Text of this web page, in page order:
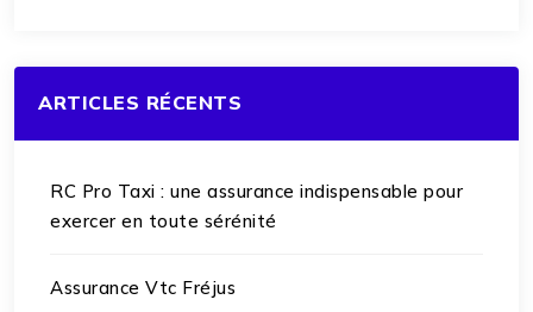
ARTICLES RÉCENTS
RC Pro Taxi : une assurance indispensable pour
exercer en toute sérénité
Assurance Vtc Fréjus